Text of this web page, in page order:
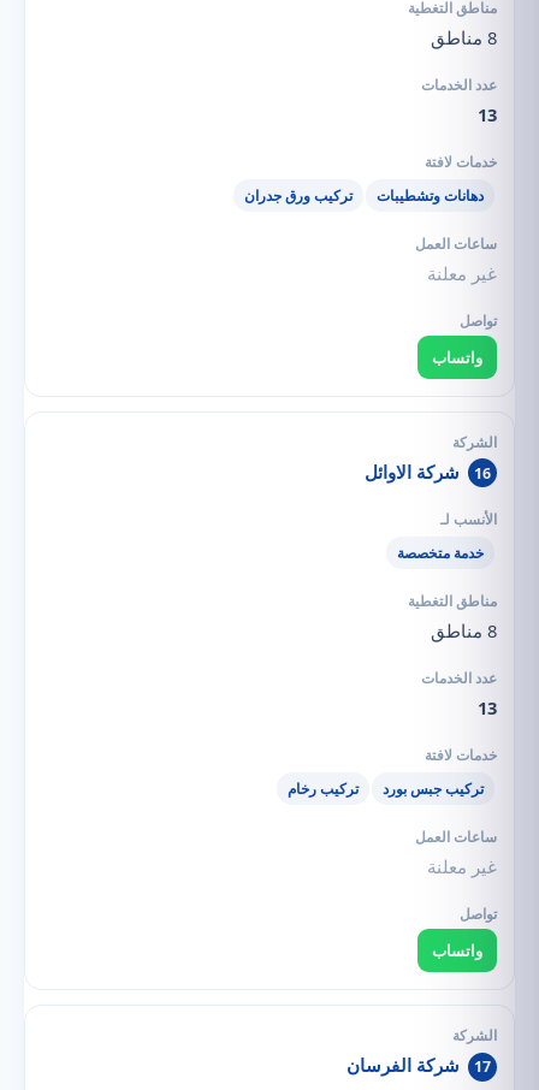
8 مناطق
13
دهانات وتشطيبات تركيب ورق جدران
غير معلنة
واتساب
16 شركة الاوائل
خدمة متخصصة
8 مناطق
13
تركيب جبس بورد تركيب رخام
غير معلنة
واتساب
17 شركة الفرسان